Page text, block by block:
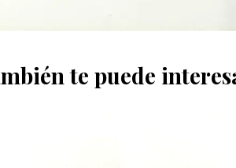
te puede